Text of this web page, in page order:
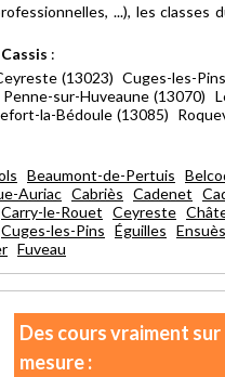
...), les classes
:
(13023) Cuges-les-
sur-Huveaune (13070)
la-Bédoule (13085)
Beaumont-de-Pertuis
Auriac Cabriès Cadenet
Carry-le-Rouet Ceyreste
Cuges-les-Pins Éguilles
Fuveau
Des cours vraiment sur
mesure :